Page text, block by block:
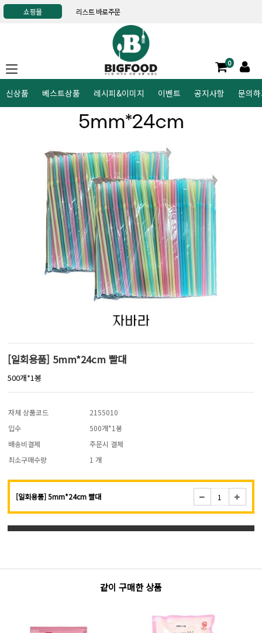
쇼핑몰 리스트 바로주문
0
신상품 베스트상품 레시피&이미지 이벤트 공지사항 문의
[일회용품] 5mm*24cm 빨대
500개*1봉
자체 상품코드
2155010
입수
500개*1봉
배송비결제
주문시 결제
최소구매수량
1 개
[일회용품] 5mm*24cm 빨대
같이 구매한 상품